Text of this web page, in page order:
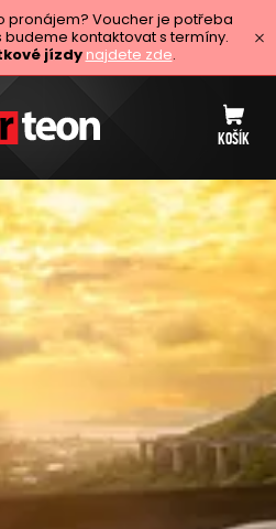
pronájem? Voucher je potřeba
budeme kontaktovat s termíny.
jízdy najdete zde.
KOŠÍK